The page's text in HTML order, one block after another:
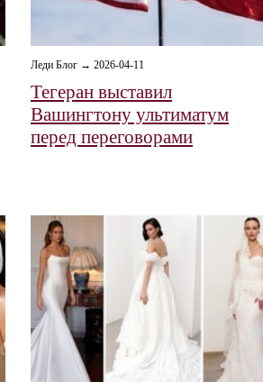
Леди Блог → 2026-04-11
Тегеран выставил
Вашингтону ультиматум
перед переговорами